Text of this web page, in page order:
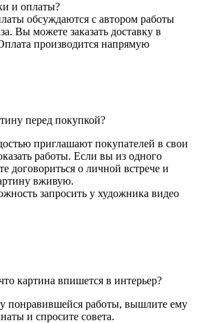
и оплаты?
обсуждаются с автором работы
Вы можете заказать доставку в
производится напрямую
перед покупкой?
приглашают покупателей в свои
работы. Если вы из одного
договориться о личной встрече и
вживую.
запросить у художника видео
картина впишется в интерьер?
понравившейся работы, вышлите ему
и спросите совета.